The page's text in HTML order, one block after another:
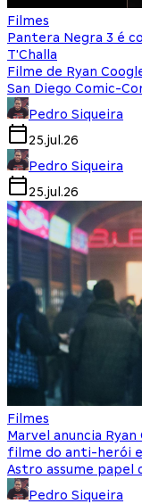
Filmes
Pantera Negra 3 é
T'Challa
Filme de Ryan
San Diego Comic-
Pedro Siqueira
25.jul.26
Pedro Siqueira
25.jul.26
Filmes
Marvel anuncia
filme do anti-herói
Astro assume papel
Pedro Siqueira